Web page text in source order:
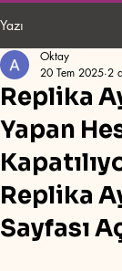
Beni Instagram
Yazı
Replika
Yapan
Replika
Sayfası
Oktay
20 Tem 2025 2